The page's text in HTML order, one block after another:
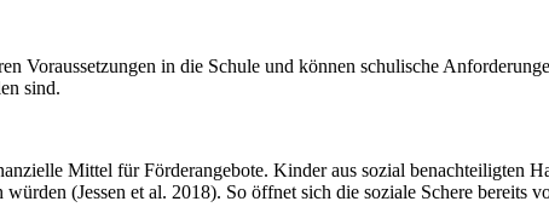
Voraussetzungen in die Schule und können schulische
sind.
Mittel für Förderangebote. Kinder aus sozial benachteiligten
(Jessen et al. 2018). So öffnet sich die soziale Schere bereits